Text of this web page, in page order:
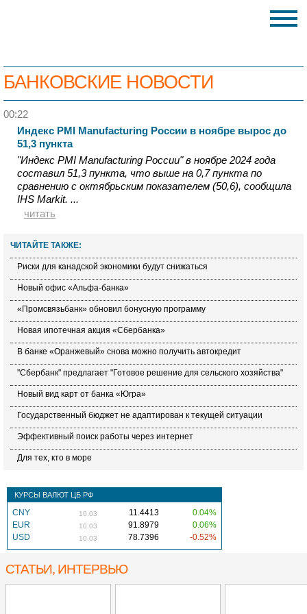
БАНКОВСКИЕ НОВОСТИ
00:22
Индекс PMI Manufacturing России в ноябре вырос до
51,3 пункта
"Индекс PMI Manufacturing России" в ноябре 2024 года
составил 51,3 пункта, что выше на 0,7 пункта по
сравнению с октябрьским показателем (50,6), сообщила
IHS Markit. ...
читать
ЧИТАЙТЕ ТАКЖЕ:
Риски для канадской экономики будут снижаться
Новый офис «Альфа-банка»
«Промсвязьбанк» обновил бонусную программу
Новая ипотечная акция «Сбербанка»
В банке «Оранжевый» снова можно получить автокредит
"Сбербанк" предлагает "Готовое решение для сельского хозяйства"
Новый вид карт от банка «Югра»
Государственный бюджет не адаптирован к текущей ситуации
Эффективный поиск работы через интернет
Для тех, кто в море
КУРСЫ ВАЛЮТ ЦБ РФ
CNY 10.03 11.4413
0.04%
EUR
10.03 91.8979
0.06%
USD
10.03 78.7396 -0.52%
СТАТЬИ, ИНТЕРВЬЮ